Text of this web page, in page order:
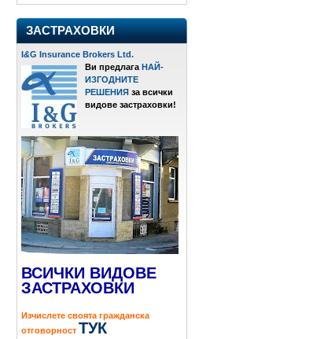
ЗАСТРАХОВКИ
I&G Insurance Brokers Ltd.
Ви предлага НАЙ-
ИЗГОДНИТЕ
РЕШЕНИЯ за всички
видове застраховки!
ВСИЧКИ ВИДОВЕ
ЗАСТРАХОВКИ
Изчислете своята гражданска
отговорност ТУК